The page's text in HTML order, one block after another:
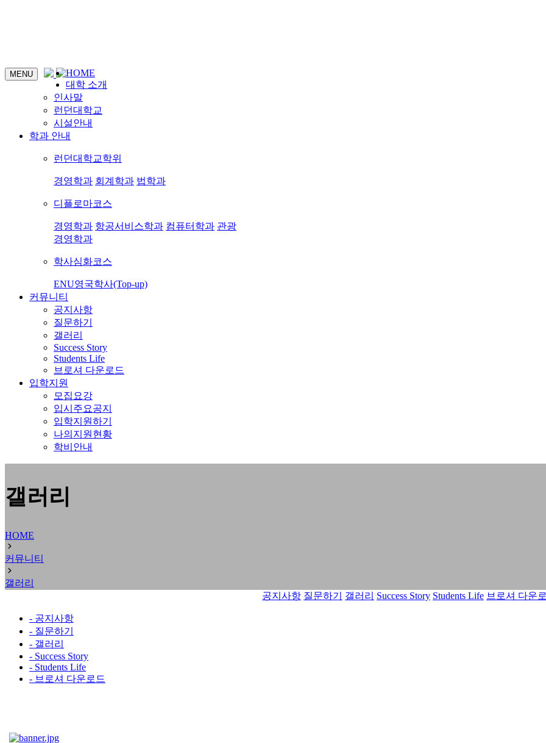
MENU
HOME
대학 소개
인사말
런던대학교
시설안내
학과 안내
런던대학교학위
경영학과 회계학과 법학과
디플로마코스
경영학과 항공서비스학과 컴퓨터학과 관광
경영학과
학사심화코스
ENU영국학사(Top-up)
커뮤니티
공지사항
질문하기
갤러리
Success Story
Students Life
브로셔 다운로드
입학지원
모집요강
입시주요공지
입학지원하기
나의지원현황
학비안내
갤러리
HOME
커뮤니티
갤러리
공지사항 질문하기 갤러리 Success Story Students Life 브로셔 다운
- 공지사항
- 질문하기
- 갤러리
- Success Story
- Students Life
- 브로셔 다운로드